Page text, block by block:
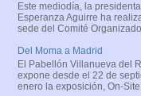
Este mediodía, la
Esperanza Aguirre ha
sede del Comité
Del Moma a Madrid
El Pabellón Villanueva del
expone desde el 22 de
enero la exposición, On-Site,